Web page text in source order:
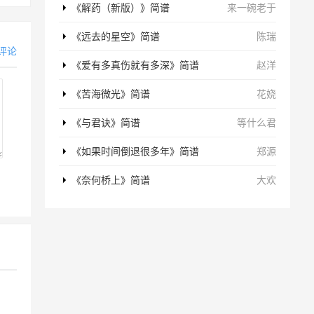
论
来一碗老于
《解药（新版）》简谱
陈瑞
《远去的星空》简谱
赵洋
《爱有多真伤就有多深》简谱
花娆
《苦海微光》简谱
等什么君
《与君诀》简谱
郑源
《如果时间倒退很多年》简谱
大欢
《奈何桥上》简谱